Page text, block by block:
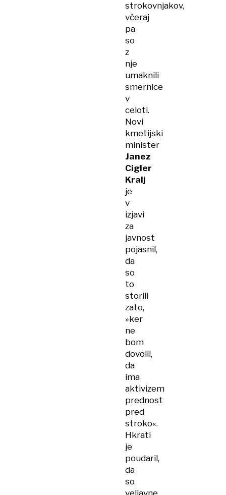
strokovnjakov,
včeraj
pa
so
z
nje
umaknili
smernice
v
celoti.
Novi
kmetijski
minister
Janez
Cigler
Kralj
je
v
izjavi
za
javnost
pojasnil,
da
so
to
storili
zato,
»ker
ne
bom
dovolil,
da
ima
aktivizem
prednost
pred
stroko«.
Hkrati
je
poudaril,
da
so
veljavne